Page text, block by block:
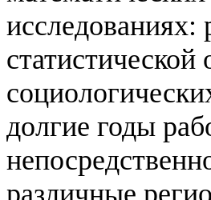
исследованиях:
долгие годы